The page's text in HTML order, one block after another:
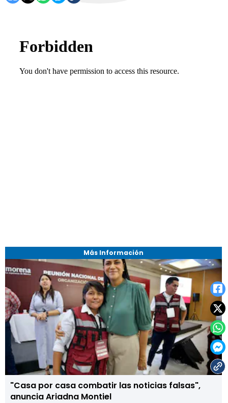
Más Información
"Casa por casa combatir las noticias falsas",
anuncia Ariadna Montiel